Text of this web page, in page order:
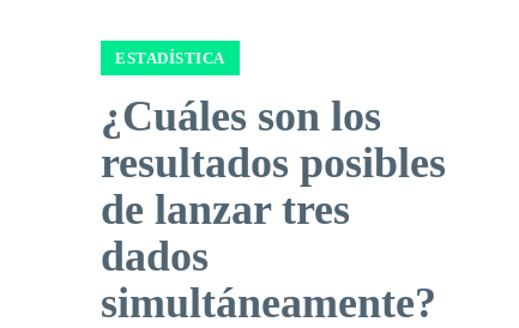
ESTADÍSTICA
¿Cuáles son los
resultados posibles
de lanzar tres
dados
simultáneamente?